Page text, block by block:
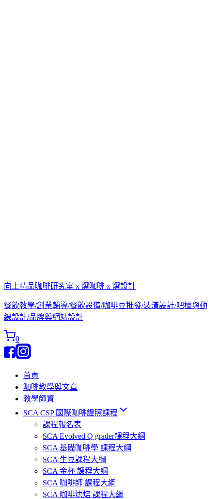
向上精品咖啡研究室 x 熠咖啡 x 熠設計
餐飲教學/創業輔導/餐飲設備/咖啡豆批發/裝潢設計/吧檯與動
線設計/品牌與網站設計
0
首頁
咖啡教學與文章
教學師資
SCA CSP 國際咖啡證照課程
課程報名表
SCA Evolved Q grader課程大綱
SCA 基礎咖啡學 課程大綱
SCA 生豆課程大綱
SCA 金杯 課程大綱
SCA 咖啡師 課程大綱
SCA 咖啡烘焙 課程大綱